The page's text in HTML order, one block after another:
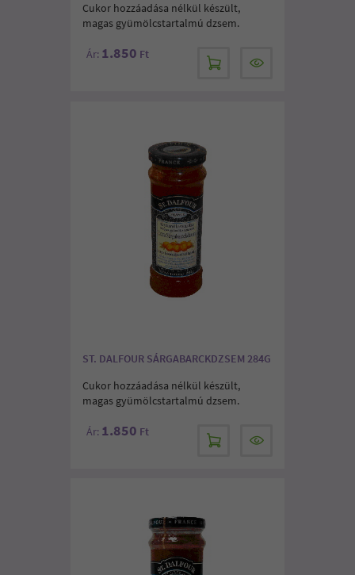
Cukor hozzáadása nélkül készült,
magas gyümölcstartalmú dzsem.
Ár: 1.850 Ft
ST. DALFOUR SÁRGABARCKDZSEM 284G
Cukor hozzáadása nélkül készült,
magas gyümölcstartalmú dzsem.
Ár: 1.850 Ft